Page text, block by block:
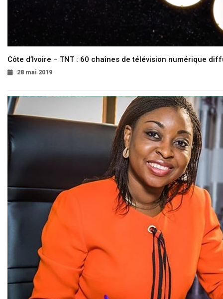
Côte d’Ivoire – TNT : 60 chaînes de télévision numérique
28 mai 2019